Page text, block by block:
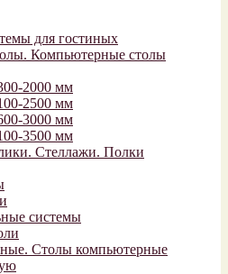
для гостиных
Компьютерные столы
2000 мм
2500 мм
3000 мм
3500 мм
Стеллажи. Полки
системы
Столы компьютерные